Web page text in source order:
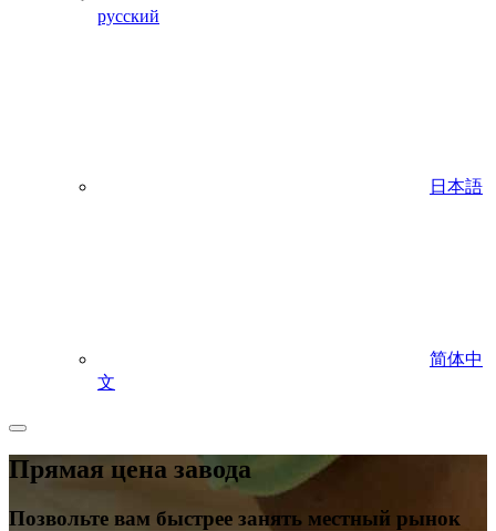
русский
日本語
简体中
文
Прямая цена завода
Позвольте вам быстрее занять местный рынок